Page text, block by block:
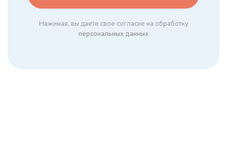
Нажимая, вы даете свое согласие на обработку
персональных данных